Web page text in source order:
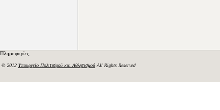
Πληροφορίες
© 2012 Υπουργείο Πολιτισμού και Αθλητισμού All Rights Reserved